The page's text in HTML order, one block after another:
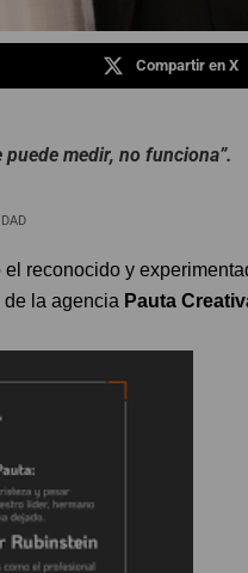
Compartir en X
puede medir, no funciona”.
el reconocido y
de la agencia Pauta